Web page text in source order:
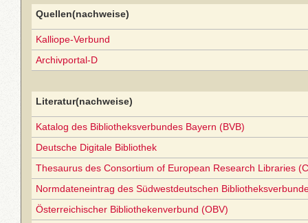
Quellen(nachweise)
Kalliope-Verbund
Archivportal-D
Literatur(nachweise)
Katalog des Bibliotheksverbundes Bayern (BVB)
Deutsche Digitale Bibliothek
Thesaurus des Consortium of European Research Libraries
Normdateneintrag des Südwestdeutschen
Österreichischer Bibliothekenverbund (OBV)